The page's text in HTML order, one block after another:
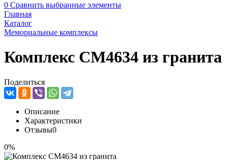
0 Сравнить выбранные элементы
Главная
Каталог
Мемориальные комплексы
Комплекс CM4634 из гранита
Поделиться
Описание
Характеристики
Отзывы0
0%